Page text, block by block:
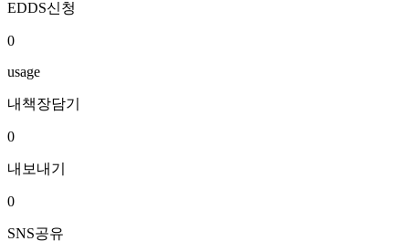
EDDS신청
0
usage
내책장담기
0
내보내기
0
SNS공유